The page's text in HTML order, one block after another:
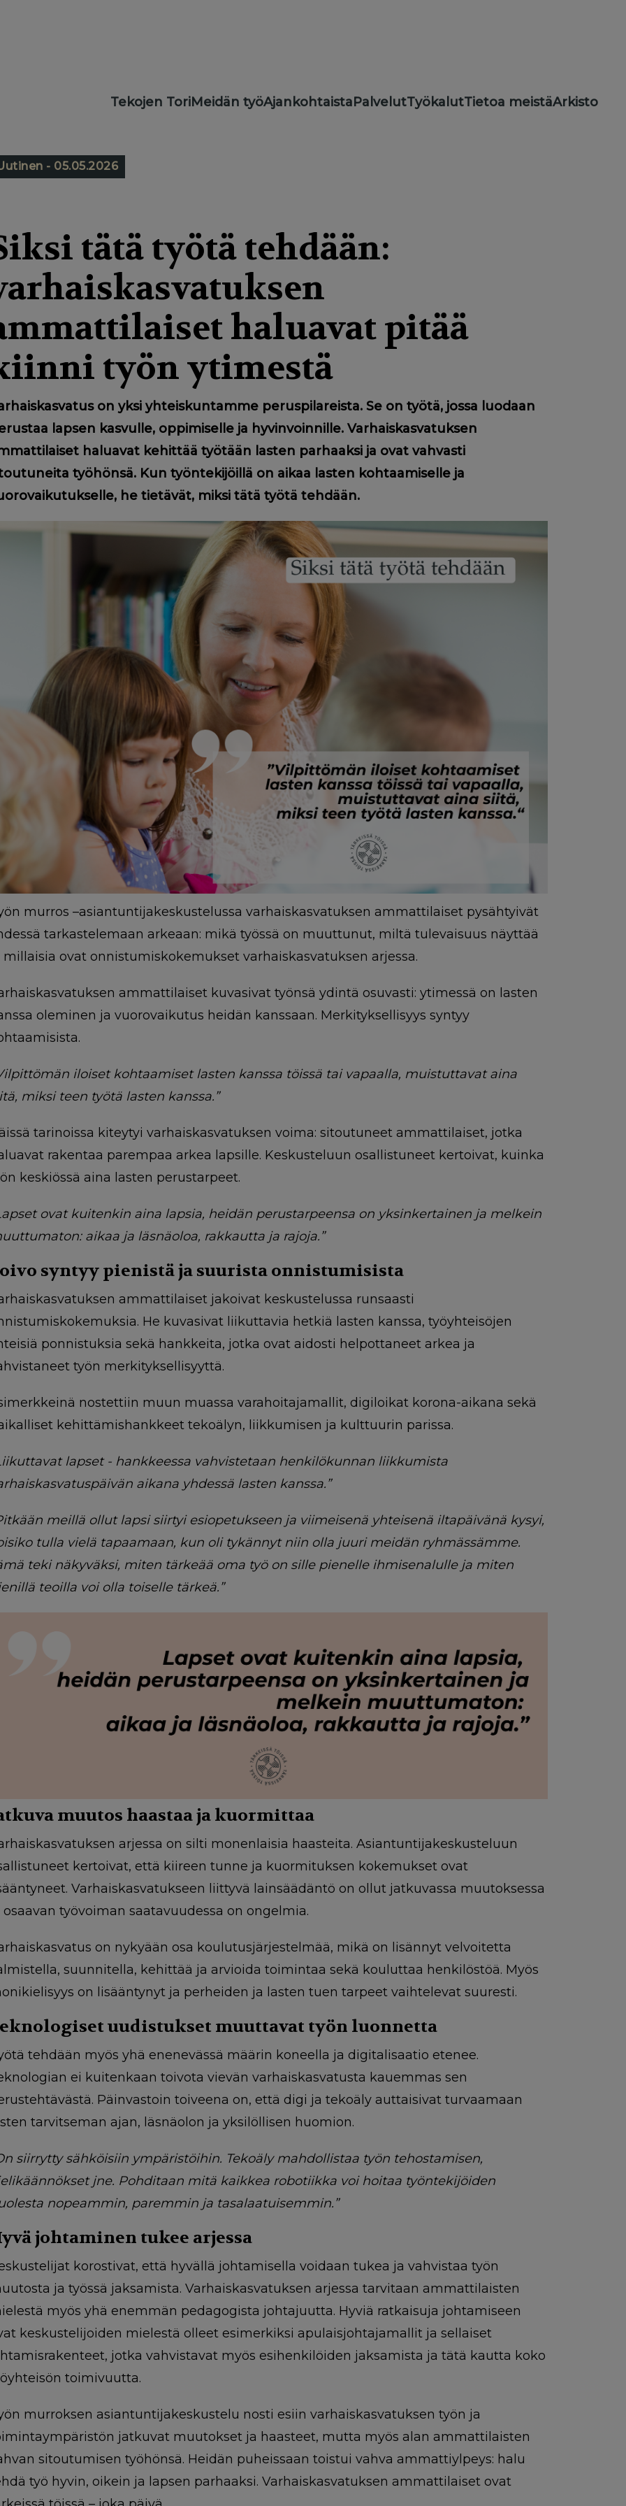
Main
Tekojen ToriMeidän työAjankohtaistaPalvelutTyökalutTietoa meistäArkisto
- 05.05.2026
tätä työtä tehdään:
haluavat pitää
työn ytimestä
on yksi yhteiskuntamme peruspilareista. Se on työtä, jossa luodaan
lapsen kasvulle, oppimiselle ja hyvinvoinnille. Varhaiskasvatuksen
haluavat kehittää työtään lasten parhaaksi ja ovat vahvasti
työhönsä. Kun työntekijöillä on aikaa lasten kohtaamiselle ja
he tietävät, miksi tätä työtä tehdään.
murros –asiantuntijakeskustelussa varhaiskasvatuksen ammattilaiset pysähtyivät
tarkastelemaan arkeaan: mikä työssä on muuttunut, miltä tulevaisuus näyttää
millaisia ovat onnistumiskokemukset varhaiskasvatuksen arjessa.
ammattilaiset kuvasivat työnsä ydintä osuvasti: ytimessä on lasten
oleminen ja vuorovaikutus heidän kanssaan. Merkityksellisyys syntyy
iloiset kohtaamiset lasten kanssa töissä tai vapaalla, muistuttavat aina
miksi teen työtä lasten kanssa.”
tarinoissa kiteytyi varhaiskasvatuksen voima: sitoutuneet ammattilaiset, jotka
rakentaa parempaa arkea lapsille. Keskusteluun osallistuneet kertoivat, kuinka
keskiössä aina lasten perustarpeet.
ovat kuitenkin aina lapsia, heidän perustarpeensa on yksinkertainen ja melkein
aikaa ja läsnäoloa, rakkautta ja rajoja.”
syntyy pienistä ja suurista onnistumisista
ammattilaiset jakoivat keskustelussa runsaasti
He kuvasivat liikuttavia hetkiä lasten kanssa, työyhteisöjen
ponnistuksia sekä hankkeita, jotka ovat aidosti helpottaneet arkea ja
työn merkityksellisyyttä.
nostettiin muun muassa varahoitajamallit, digiloikat korona-aikana sekä
kehittämishankkeet tekoälyn, liikkumisen ja kulttuurin parissa.
lapset - hankkeessa vahvistetaan henkilökunnan liikkumista
aikana yhdessä lasten kanssa.”
meillä ollut lapsi siirtyi esiopetukseen ja viimeisenä yhteisenä iltapäivänä kysyi,
tulla vielä tapaamaan, kun oli tykännyt niin olla juuri meidän ryhmässämme.
teki näkyväksi, miten tärkeää oma työ on sille pienelle ihmisenalulle ja miten
teoilla voi olla toiselle tärkeä.”
muutos haastaa ja kuormittaa
arjessa on silti monenlaisia haasteita. Asiantuntijakeskusteluun
kertoivat, että kiireen tunne ja kuormituksen kokemukset ovat
Varhaiskasvatukseen liittyvä lainsäädäntö on ollut jatkuvassa muutoksessa
osaavan työvoiman saatavuudessa on ongelmia.
on nykyään osa koulutusjärjestelmää, mikä on lisännyt velvoitetta
suunnitella, kehittää ja arvioida toimintaa sekä kouluttaa henkilöstöä. Myös
on lisääntynyt ja perheiden ja lasten tuen tarpeet vaihtelevat suuresti.
uudistukset muuttavat työn luonnetta
tehdään myös yhä enenevässä määrin koneella ja digitalisaatio etenee.
ei kuitenkaan toivota vievän varhaiskasvatusta kauemmas sen
Päinvastoin toiveena on, että digi ja tekoäly auttaisivat turvaamaan
tarvitseman ajan, läsnäolon ja yksilöllisen huomion.
siirrytty sähköisiin ympäristöihin. Tekoäly mahdollistaa työn tehostamisen,
jne. Pohditaan mitä kaikkea robotiikka voi hoitaa työntekijöiden
nopeammin, paremmin ja tasalaatuisemmin.”
johtaminen tukee arjessa
korostivat, että hyvällä johtamisella voidaan tukea ja vahvistaa työn
ja työssä jaksamista. Varhaiskasvatuksen arjessa tarvitaan ammattilaisten
myös yhä enemmän pedagogista johtajuutta. Hyviä ratkaisuja johtamiseen
keskustelijoiden mielestä olleet esimerkiksi apulaisjohtajamallit ja sellaiset
jotka vahvistavat myös esihenkilöiden jaksamista ja tätä kautta koko
toimivuutta.
murroksen asiantuntijakeskustelu nosti esiin varhaiskasvatuksen työn ja
jatkuvat muutokset ja haasteet, mutta myös alan ammattilaisten
sitoutumisen työhönsä. Heidän puheissaan toistui vahva ammattiylpeys: halu
työ hyvin, oikein ja lapsen parhaaksi. Varhaiskasvatuksen ammattilaiset ovat